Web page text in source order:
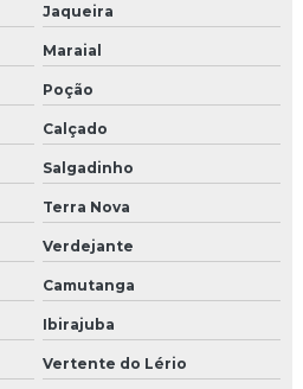
Jaqueira
Maraial
Poção
Calçado
Salgadinho
Terra Nova
Verdejante
Camutanga
Ibirajuba
Vertente do Lério